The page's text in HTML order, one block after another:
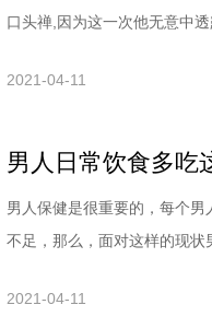
口头禅,因为这一次他无意中
怀疑自己。于是，导致了日
2021-04-11
男人日常饮食多吃
男人保健是很重要的，每个
不足，那么，面对这样的现
系统的活力。如果男人肾虚
2021-04-11